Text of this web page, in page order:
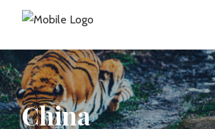
China